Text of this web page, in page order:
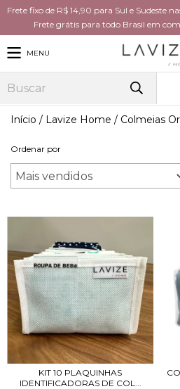
Frete fixo de R$ 14,90 para Sul e Sudeste
Frete grátis para todo Brasil em
MENU
Início / Lavize Home / Colmeias
Ordenar por
KIT 10 PLAQUINHAS
IDENTIFICADORAS DE COL...